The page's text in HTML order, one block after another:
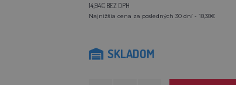
14,94€ BEZ DPH
Najnižšia cena za posledných 30 dní - 18,38€
SKLADOM